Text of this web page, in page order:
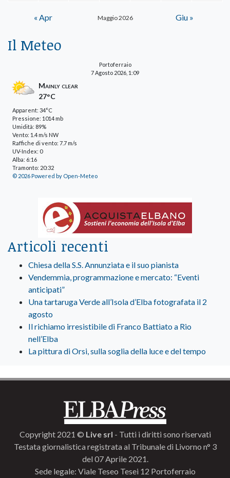
Maggio 2026
« Apr Giu »
Il Meteo
Portoferraio
7 Agosto 2026, 1:09
Mainly clear
27°C
Apparent: 34°C
Pressione: 1014 mb
Umidità: 89%
Vento: 1.4 m/s NW
Raffiche di vento: 7.7 m/s
UV-Index: 0
Alba: 6:16
Tramonto: 20:32
© 2026 Powered by Open-Meteo
Articoli recenti
Chiesa della S.S. Annunziata e il suo pianista
Vendemmia, programmazione e mercato: “Eventi
anticipati”
Una tartaruga Verde all’Isola d’Elba fotografata il 2
agosto
Il richiamo irresistibile di Franco Battiato a Rio
nell’Elba
La pittura di Orsi, sulla soglia della luce e del tempo
Copyright 2021 © Live srl - Tutti i diritti sono riservati
Testata giornalistica registrata al Tribunale di Livorno n° 3
del 07 Aprile 2021.
Sede legale: Viale Teseo Tesei 12 Portoferraio